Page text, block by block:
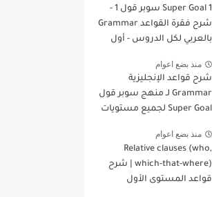
Super Goal 1 سوبر قول 1 -
شرح فقرة القواعد Grammar
بالعربي لكل الدروس - أول
الأول
منذ بضع اعوام
شرح قواعد الإنجليزية
Grammar لـ منهج سوبر قول
Super Goal لجميع مستويات
منذ بضع اعوام
Relative clauses (who,
which-that-where) | شرح
قواعد المستوى الأول